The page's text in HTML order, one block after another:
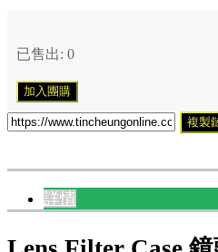
已售出: 0
加入團購
複製
詳情